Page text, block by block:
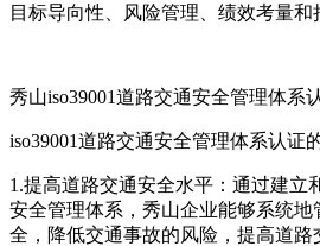
目标导向性、风险管理、绩效考量和
秀山iso39001道路交通安全管理体系
iso39001道路交通安全管理体系认证
1.提高道路交通安全水平：通过建立
安全管理体系，秀山企业能够系统
全，降低交通事故的风险，提高道路